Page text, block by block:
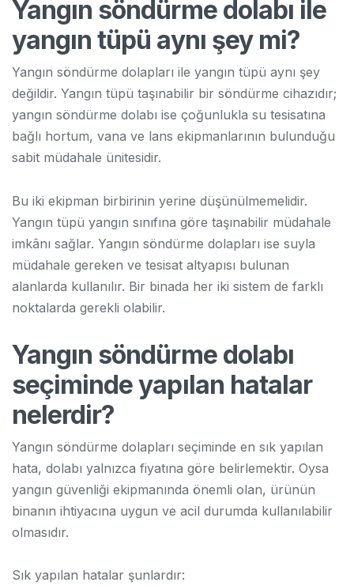
Yangın söndürme dolabı ile
yangın tüpü aynı şey mi?
Yangın söndürme dolapları ile yangın tüpü aynı şey
değildir. Yangın tüpü taşınabilir bir söndürme cihazıdır;
yangın söndürme dolabı ise çoğunlukla su tesisatına
bağlı hortum, vana ve lans ekipmanlarının bulunduğu
sabit müdahale ünitesidir.
Bu iki ekipman birbirinin yerine düşünülmemelidir.
Yangın tüpü yangın sınıfına göre taşınabilir müdahale
imkânı sağlar. Yangın söndürme dolapları ise suyla
müdahale gereken ve tesisat altyapısı bulunan
alanlarda kullanılır. Bir binada her iki sistem de farklı
noktalarda gerekli olabilir.
Yangın söndürme dolabı
seçiminde yapılan hatalar
nelerdir?
Yangın söndürme dolapları seçiminde en sık yapılan
hata, dolabı yalnızca fiyatına göre belirlemektir. Oysa
yangın güvenliği ekipmanında önemli olan, ürünün
binanın ihtiyacına uygun ve acil durumda kullanılabilir
olmasıdır.
Sık yapılan hatalar şunlardır: